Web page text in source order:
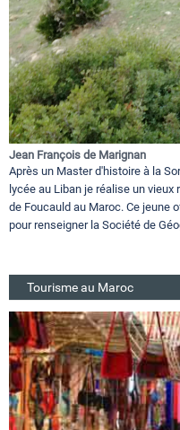
Jean François de Marignan
Après un Master d'histoire à la
lycée au Liban je réalise un
de Foucauld au Maroc. Ce jeune
pour renseigner la Société de
Tourisme au Maroc